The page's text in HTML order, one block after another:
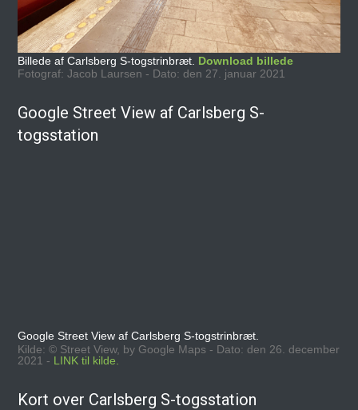
Billede af Carlsberg S-togstrinbræt. Download billede
Fotograf: Jacob Laursen - Dato: den 27. januar 2021
Google Street View af Carlsberg S-
togsstation
Google Street View af Carlsberg S-togstrinbræt.
Kilde: © Street View, by Google Maps - Dato: den 26. december
2021 - LINK til kilde.
Kort over Carlsberg S-togsstation